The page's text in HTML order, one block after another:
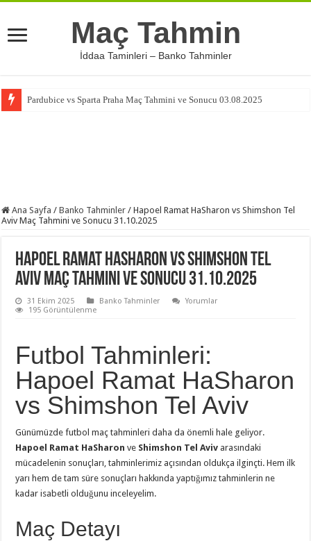
Maç Tahmin
İddaa Taminleri – Banko Tahminler
Pardubice vs Sparta Praha Maç Tahmini ve Sonucu 03.08.2025
Ana Sayfa / Banko Tahminler / Hapoel Ramat HaSharon vs Shimshon Tel
Aviv Maç Tahmini ve Sonucu 31.10.2025
Hapoel Ramat HaSharon vs Shimshon Tel
Aviv Maç Tahmini ve Sonucu 31.10.2025
31 Ekim 2025 Banko Tahminler
Yorumlar
195 Görüntülenme
Futbol Tahminleri:
Hapoel Ramat HaSharon
vs Shimshon Tel Aviv
Günümüzde futbol maç tahminleri daha da önemli hale geliyor.
Hapoel Ramat HaSharon ve Shimshon Tel Aviv arasındaki
mücadelenin sonuçları, tahminlerimiz açısından oldukça ilginçti. Hem ilk
yarı hem de tam süre sonuçları hakkında yaptığımız tahminlerin ne
kadar isabetli olduğunu inceleyelim.
Maç Detayı